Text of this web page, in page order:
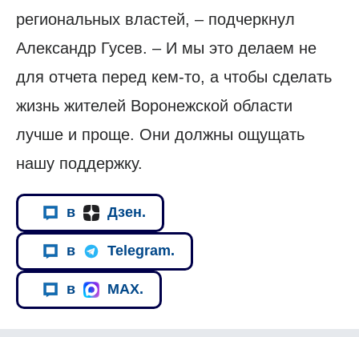
региональных властей, – подчеркнул
Александр Гусев. – И мы это делаем не
для отчета перед кем-то, а чтобы сделать
жизнь жителей Воронежской области
лучше и проще. Они должны ощущать
нашу поддержку.
в Дзен.
в Telegram.
в MAX.